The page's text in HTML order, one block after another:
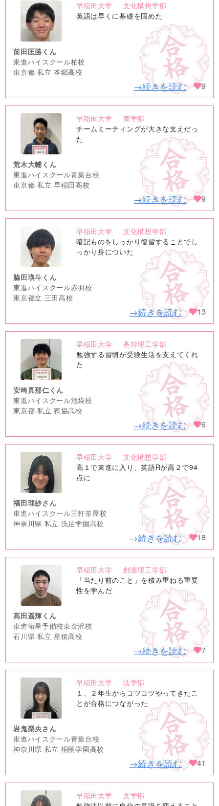
no
image
早稲田大学
文化構想学部
英語は早くに基礎を固めた
前田匡勝くん
東進ハイスクール柏校
東京都 私立 本郷高校
→続きを読む 9
no
image
早稲田大学
商学部
チームミーティングが大きな支えだっ
た
荒木大輔くん
東進ハイスクール青葉台校
東京都 私立 早稲田高校
→続きを読む 9
no
image
早稲田大学
文化構想学部
暗記ものをしっかり復習することでし
っかり身についた
脇田瑛斗くん
東進ハイスクール赤羽校
東京都立 三田高校
→続きを読む 13
no
image
早稲田大学
基幹理工学部
勉強する習慣が受験生活を支えてくれ
た
安崎真那仁くん
東進ハイスクール池袋校
東京都 私立 獨協高校
→続きを読む 6
no
image
早稲田大学
文化構想学部
高１で東進に入り、英語Rが高２で94
点に
福田理紗さん
東進ハイスクール三軒茶屋校
神奈川県 私立 洗足学園高校
→続きを読む 18
no
image
早稲田大学
創造理工学部
「当たり前のこと」を積み重ねる重要
性を学んだ
髙田遥輝くん
東進衛星予備校東金沢校
石川県 私立 星稜高校
→続きを読む 7
no
image
早稲田大学
法学部
１、２年生からコツコツやってきたこ
とが合格につながった
岩鬼梨央さん
東進ハイスクール青葉台校
神奈川県 私立 桐蔭学園高校
→続きを読む 41
早稲田大学
文学部